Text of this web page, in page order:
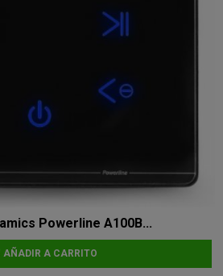
Powerline A100B...
AÑADIR A CARRITO